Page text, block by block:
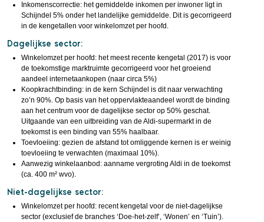
Inkomenscorrectie: het gemiddelde inkomen per inwoner ligt in
Schijndel 5% onder het landelijke gemiddelde. Dit is gecorrigeerd
in de kengetallen voor winkelomzet per hoofd.
Dagelijkse sector:
Winkelomzet per hoofd: het meest recente kengetal (2017) is voor
de toekomstige marktruimte gecorrigeerd voor het groeiend
aandeel internetaankopen (naar circa 5%)
Koopkrachtbinding: in de kern Schijndel is dit naar verwachting
zo’n 90%. Op basis van het oppervlakteaandeel wordt de binding
aan het centrum voor de dagelijkse sector op 50% geschat.
Uitgaande van een uitbreiding van de Aldi-supermarkt in de
toekomst is een binding van 55% haalbaar.
Toevloeiing: gezien de afstand tot omliggende kernen is er weinig
toevloeiing te verwachten (maximaal 10%).
Aanwezig winkelaanbod: aanname vergroting Aldi in de toekomst
(ca. 400 m² wvo).
Niet-dagelijkse sector:
Winkelomzet per hoofd: recent kengetal voor de niet-dagelijkse
sector (exclusief de branches ‘Doe-het-zelf’, ‘Wonen’ en ‘Tuin’).